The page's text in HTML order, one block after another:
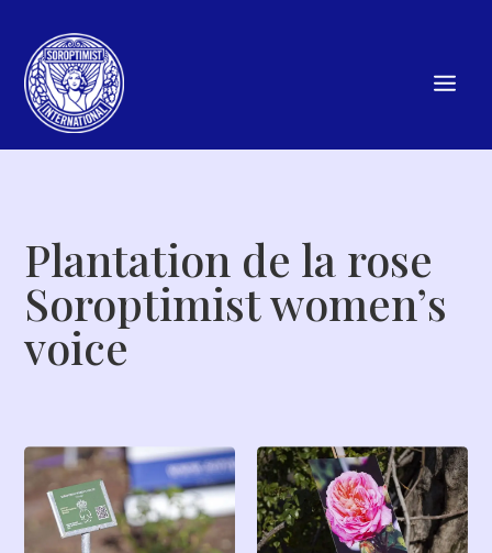
Plantation de la rose
Soroptimist women’s
voice